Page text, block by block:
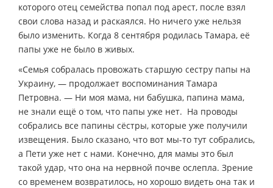
которого отец семейства попал под арест, после взял
свои слова назад и раскаялся. Но ничего уже нельзя
было изменить. Когда 8 сентября родилась Тамара, её
папы уже не было в живых.
«Семья собралась провожать старшую сестру папы на
Украину, — продолжает воспоминания Тамара
Петровна. — Ни моя мама, ни бабушка, папина мама,
не знали ещё о том, что папы уже нет. На проводы
собрались все папины сёстры, которые уже получили
извещения. Было сказано, что вот мы-то тут собрались,
а Пети уже нет с нами. Конечно, для мамы это был
такой удар, что она на нервной почве ослепла. Зрение
со временем возвратилось, но хорошо видеть она так и